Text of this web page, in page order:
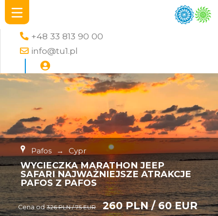
+48 33 813 90 00
info@tu1.pl
Pafos → Cypr
WYCIECZKA MARATHON JEEP
SAFARI NAJWAŻNIEJSZE ATRAKCJE
PAFOS Z PAFOS
Cena od 326 PLN / 75 EUR 260 PLN / 60 EUR